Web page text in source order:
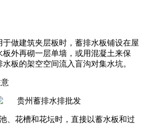
做建筑夹层板时，蓄排水板铺设在屋
外再砌一层单墙，或用混凝土来保
板的架空空间流入盲沟对集水坑。
、花槽和花坛时，直接以蓄水板和过